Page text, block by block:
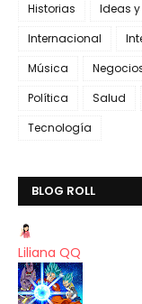
Historias
Ideas
Internacional
Música
Política
Salud
Tecnología
BLOG ROLL
Liliana QQ